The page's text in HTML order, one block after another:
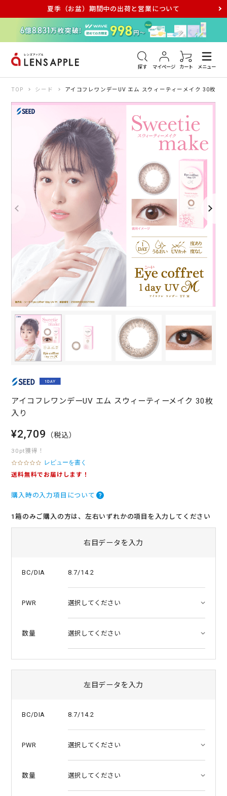
夏季（お盆）期間中の出荷と営業について
探す マイページ カート メニュー
アキュビュー メダリスト メガネ
TOP シード アイコフレワンデーUV エム スウィーティーメイク 30枚入
アイコフレワンデーUV エム スウィーティーメイク 30枚
入り
¥2,709 （税込）
30pt獲得！
0
.
t
r
レビューを書く
送料無料でお届けします！
購入時の入力項目について
1箱のみご購入の方は、左右いずれかの項目を入力してください
右目データを入力
BC/DIA 8.7/14.2
PWR
数量
左目データを入力
BC/DIA 8.7/14.2
PWR
数量